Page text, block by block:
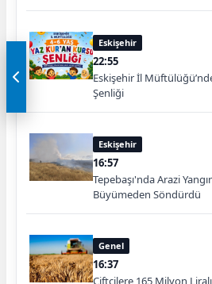
Eskişehir
22:55
Eskişehir İl
Şenliği
Eskişehir
16:57
Tepebaşı'nda Arazi
Büyümeden Söndürdü
Genel
16:37